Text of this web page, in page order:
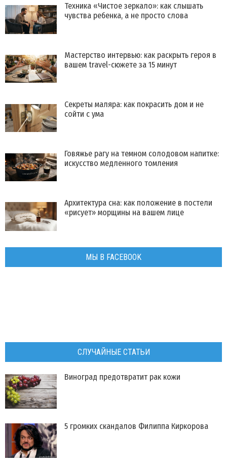
Техника «Чистое зеркало»: как слышать
чувства ребенка, а не просто слова
Мастерство интервью: как раскрыть героя в
вашем travel-сюжете за 15 минут
Секреты маляра: как покрасить дом и не
сойти с ума
Говяжье рагу на темном солодовом напитке:
искусство медленного томления
Архитектура сна: как положение в постели
«рисует» морщины на вашем лице
МЫ В FACEBOOK
СЛУЧАЙНЫЕ СТАТЬИ
​Виноград предотвратит рак кожи
​5 громких скандалов Филиппа Киркорова